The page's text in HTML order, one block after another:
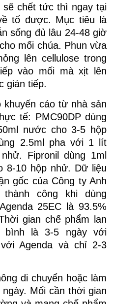
sẽ chết tức thì ngay tại
tổ được. Mục tiêu là
sống đủ lâu 24-48 giờ
mối chúa. Phun vừa
lên cellulose trong
vào mối mà xịt lên
gián tiếp.
cáo từ nhà sản
tế: PMC90DP dùng
nước cho 3-5 hộp
2.5ml pha với 1 lít
Fipronil dùng 1ml
8-10 hộp nhử. Dữ liệu
gốc của Công ty Anh
công khi dùng
25EC là 93.5%
gian chế phẩm lan
bình là 3-5 ngày với
Agenda và chỉ 2-3
di chuyển hoặc làm
Mối cần thời gian